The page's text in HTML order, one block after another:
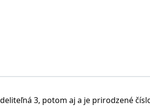
3, potom aj a je prirodzené